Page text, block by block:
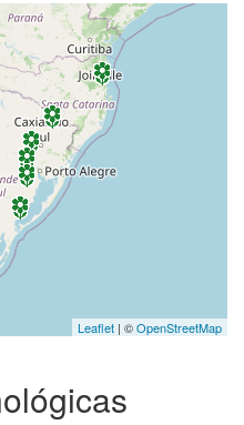
Leaflet | ©OpenStreetMap